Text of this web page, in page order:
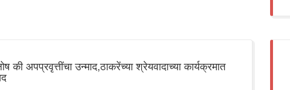
की अपप्रवृत्तींचा उन्माद,ठाकरेंच्या श्रेयवादाच्या कार्यक्रमात